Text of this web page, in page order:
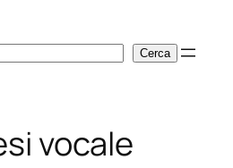
Cerca
vocale